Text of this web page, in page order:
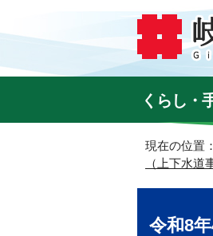
くらし・
現在の位置
（上下水道
令和8